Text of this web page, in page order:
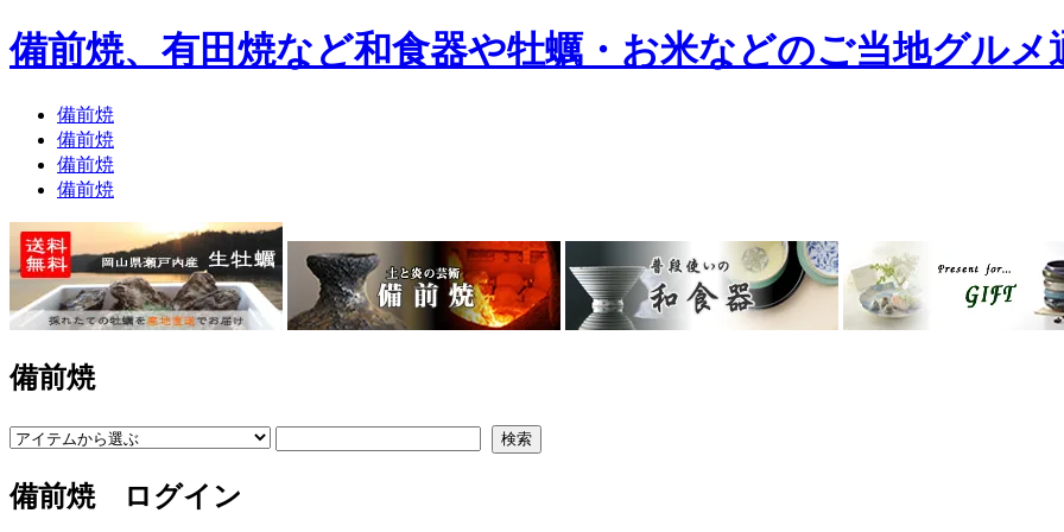
備前焼、有田焼など和食器や牡蠣・お米などのご当地グルメ
備前焼
備前焼
備前焼
備前焼
備前焼
備前焼 ログイン